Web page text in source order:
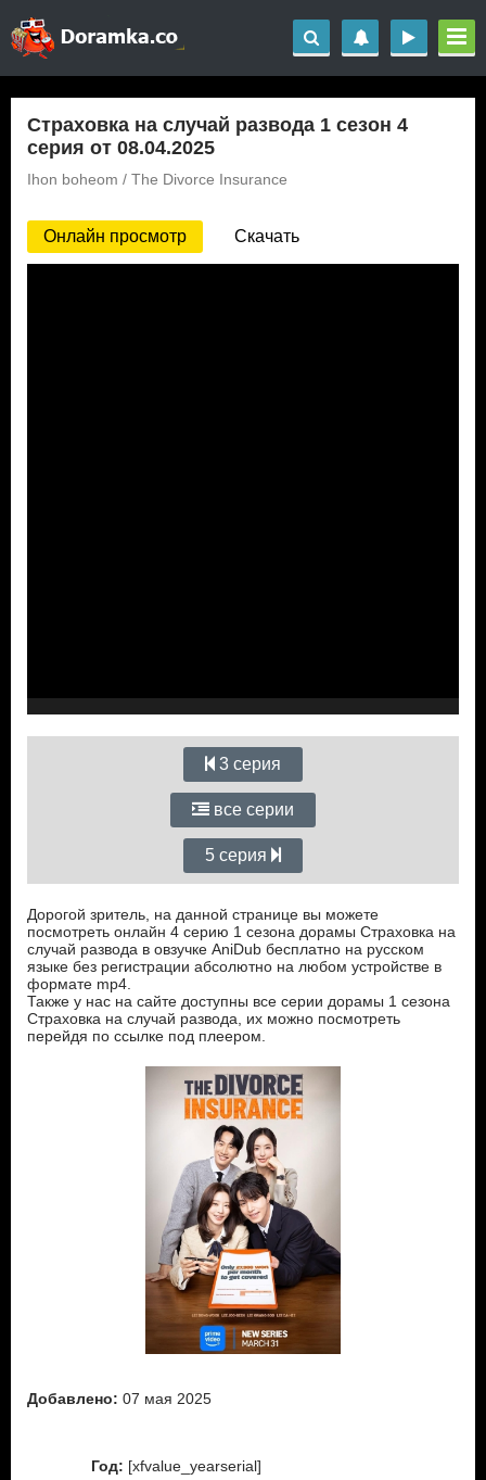
Страховка на случай развода 1 сезон 4
серия от 08.04.2025
Ihon boheom / The Divorce Insurance
Онлайн просмотр Скачать
3 серия
все серии
5 серия
Дорогой зритель, на данной странице вы можете
посмотреть онлайн 4 серию 1 сезона дорамы Страховка на
случай развода в овзучке AniDub бесплатно на русском
языке без регистрации абсолютно на любом устройстве в
формате mp4.
Также у нас на сайте доступны все серии дорамы 1 сезона
Страховка на случай развода, их можно посмотреть
перейдя по ссылке под плеером.
Добавлено: 07 мая 2025
Год: [xfvalue_yearserial]